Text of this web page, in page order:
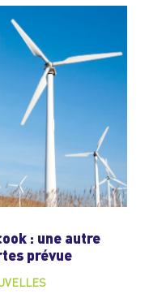
: une autre
prévue